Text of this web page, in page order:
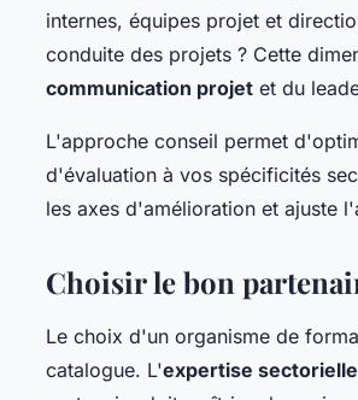
internes, équipes projet et
conduite des projets ? Cette
communication projet et du
L'approche conseil permet
d'évaluation à vos spécificités
les axes d'amélioration et ajuste
Choisir le bon
Le choix d'un organisme de
catalogue. L'expertise sectorielle